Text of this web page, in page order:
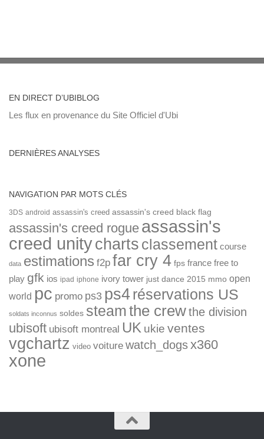
EN DIRECT D’UBIBLOG
Les flux en provenance du Site Officiel d'Ubi
DERNIÈRES ANALYSES
NAVIGATION PAR MOTS CLÉS
3DS android assassin's creed assassin's creed black flag
assassin's creed rogue assassin's
creed unitycharts classement course
data estimations f2p far cry 4 fps france free to
play gfk ios ipad iphone ivory tower just dance 2015 mmo open
world pc promo ps3 ps4réservations US
soldats inconnus soldes steamthe crewthe division
ubisoft ubisoft montreal UK ukie ventes
vgchartz video voiture watch_dogsx360
xone